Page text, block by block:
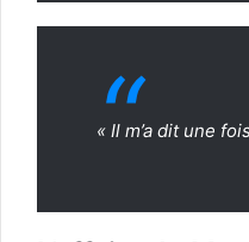
« Il m’a dit une